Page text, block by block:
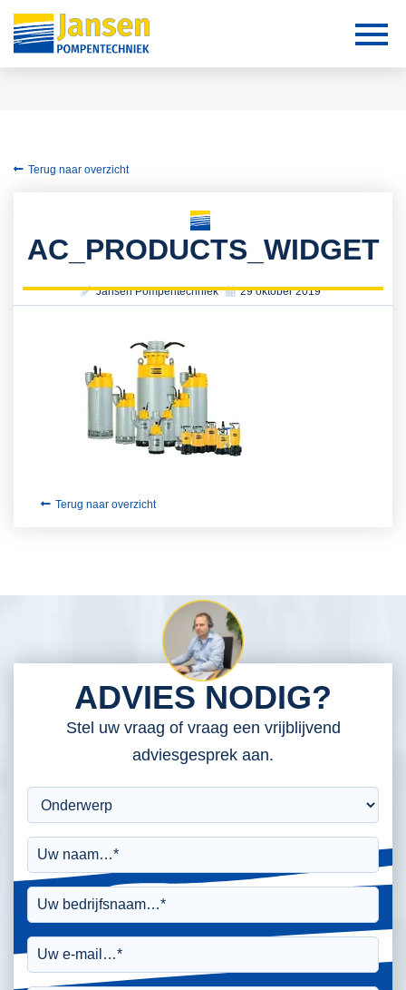
Terug naar overzicht
AC_PRODUCTS_WIDGET
Jansen Pompentechniek 29 oktober 2019
Terug naar overzicht
ADVIES NODIG?
Stel uw vraag of vraag een vrijblijvend
adviesgesprek aan.